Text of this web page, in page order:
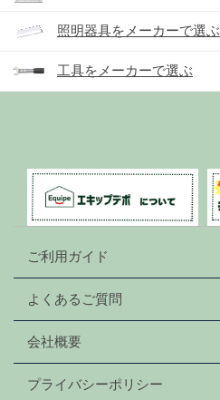
照明器具をメーカーで選ぶ
工具をメーカーで選ぶ
ご利用ガイド
よくあるご質問
会社概要
プライバシーポリシー